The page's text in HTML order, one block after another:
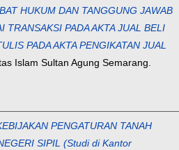
HUKUM DAN TANGGUNG JAWAB
TRANSAKSI PADA AKTA JUAL BELI
PADA AKTA PENGIKATAN JUAL
Islam Sultan Agung Semarang.
PENGATURAN TANAH
SIPIL (Studi di Kantor